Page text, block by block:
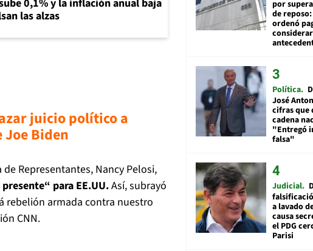
0,1% y la inflación anual baja
las alzas
juicio político a
Biden
Representantes, Nancy Pelosi,
para EE.UU.Así, subrayó
rebelión armada contra nuestro
CNN.
por
de
ordenó
Política
José
cifras que
cadena
"Entregó
falsa"
Judicial
a lavado
causa
el PDG
Parisi